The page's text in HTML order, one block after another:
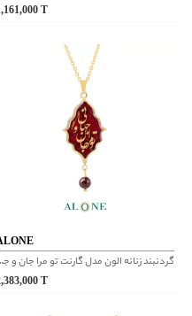
1,161,000
ALONE
گردنبند زنانه الون مدل گارنت تو مرا جان و جهانی
2,383,000